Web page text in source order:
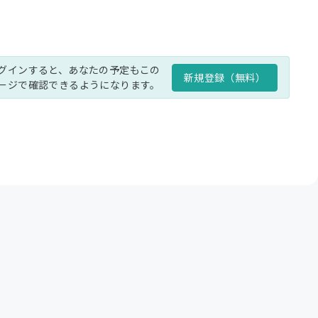
インすると、あなたの予定もこの
ジで確認できるようになります。
新規登録（無料）